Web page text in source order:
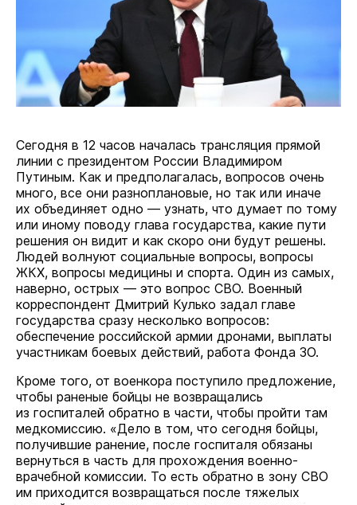
Сегодня в 12 часов началась трансляция прямой
линии с президентом России Владимиром
Путиным. Как и предполагалась, вопросов очень
много, все они разноплановые, но так или иначе
их объединяет одно — узнать, что думает по тому
или иному поводу глава государства, какие пути
решения он видит и как скоро они будут решены.
Людей волнуют социальные вопросы, вопросы
ЖКХ, вопросы медицины и спорта. Один из самых,
наверно, острых — это вопрос СВО. Военный
корреспондент Дмитрий Кулько задал главе
государства сразу несколько вопросов:
обеспечение российской армии дронами, выплаты
участникам боевых действий, работа Фонда ЗО.
Кроме того, от военкора поступило предложение,
чтобы раненые бойцы не возвращались
из госпиталей обратно в части, чтобы пройти там
медкомиссию. «Дело в том, что сегодня бойцы,
получившие ранение, после госпиталя обязаны
вернуться в часть для прохождения военно-
врачебной комиссии. То есть обратно в зону СВО
им приходится возвращаться после тяжелых